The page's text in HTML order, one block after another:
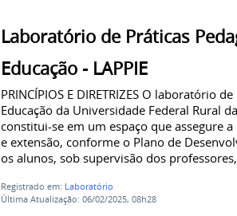
Laboratório de Práticas
Educação - LAPPIE
PRINCÍPIOS E DIRETRIZES O laboratório
Educação da Universidade Federal Rural
constitui-se em um espaço que assegure
e extensão, conforme o Plano de
os alunos, sob supervisão dos
Registrado em: Laboratório
Última Atualização: 06/02/2025, 08h28